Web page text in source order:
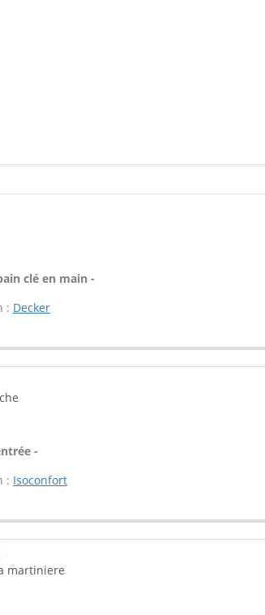
clé en main -
: Decker
-
: Isoconfort
martiniere